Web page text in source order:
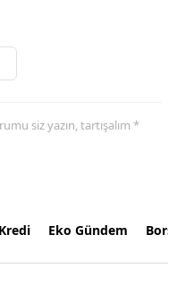
siz yazın, tartışalım *
Kredi Eko Gündem